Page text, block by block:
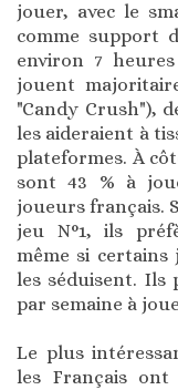
jouer, avec le
comme support
environ 7
jouent
"Candy Crush"),
les aideraient à
plateformes. À
sont 43 % à
joueurs français.
jeu N°1, ils
même si certains
les séduisent. Ils
par semaine à
Le plus
les Français